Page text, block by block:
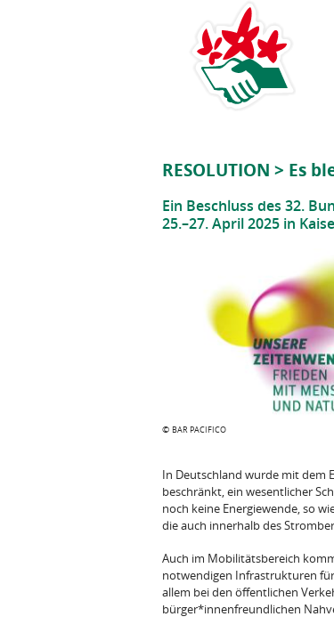
RESOLUTION > Es
Ein Beschluss des 32.
25.–27. April 2025 in
© BAR PACIFICO
In Deutschland wurde mit dem
beschränkt, ein wesentlicher
noch keine Energiewende, so
die auch innerhalb des
Auch im Mobilitätsbereich
notwendigen Infrastrukturen
allem bei den öffentlichen
bürger*innenfreundlichen